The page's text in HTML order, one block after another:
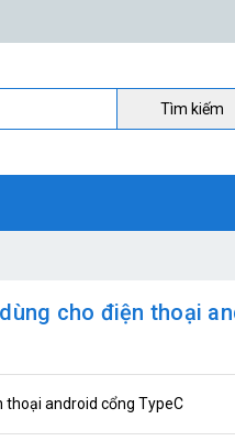
Tìm kiếm
cho điện thoại
thoại android cổng TypeC